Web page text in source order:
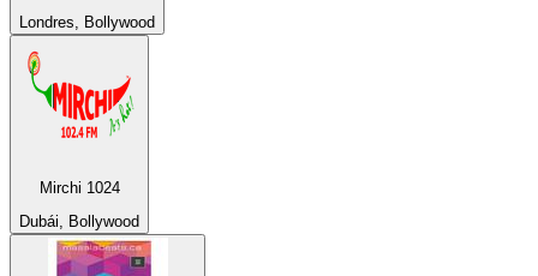
Londres, Bollywood
Mirchi 1024
Dubái, Bollywood